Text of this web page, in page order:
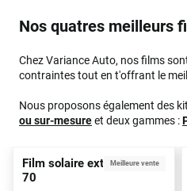
Nos quatres meilleurs
Chez Variance Auto, nos films
contraintes tout en t'offrant le
Nous proposons également des
ou sur-mesureet deux gammes :
Meilleure vente
Film solaire extrême clair
70